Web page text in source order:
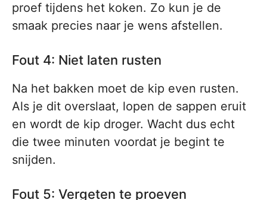
proef tijdens het koken. Zo kun je de
smaak precies naar je wens afstellen.
Fout 4: Niet laten rusten
Na het bakken moet de kip even rusten.
Als je dit overslaat, lopen de sappen eruit
en wordt de kip droger. Wacht dus echt
die twee minuten voordat je begint te
snijden.
Fout 5: Vergeten te proeven